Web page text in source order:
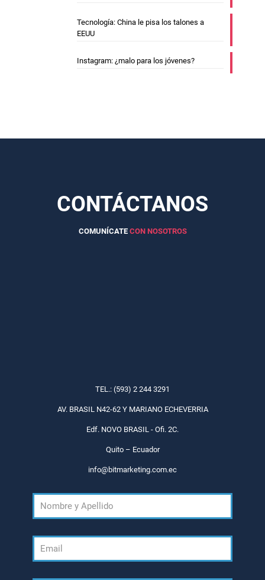
Tecnología: China le pisa los talones a
EEUU
Instagram: ¿malo para los jóvenes?
CONTÁCTANOS
COMUNÍCATE CON NOSOTROS
TEL.: (593) 2 244 3291
AV. BRASIL N42-62 Y MARIANO ECHEVERRIA
Edf. NOVO BRASIL - Ofi. 2C.
Quito – Ecuador
info@bitmarketing.com.ec